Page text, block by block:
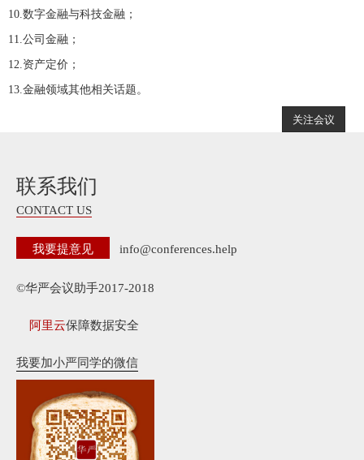
10.数字金融与科技金融；
11.公司金融；
12.资产定价；
13.金融领域其他相关话题。
关注会议
联系我们
CONTACT US
我要提意见 info@conferences.help
©华严会议助手2017-2018
阿里云保障数据安全
我要加小严同学的微信